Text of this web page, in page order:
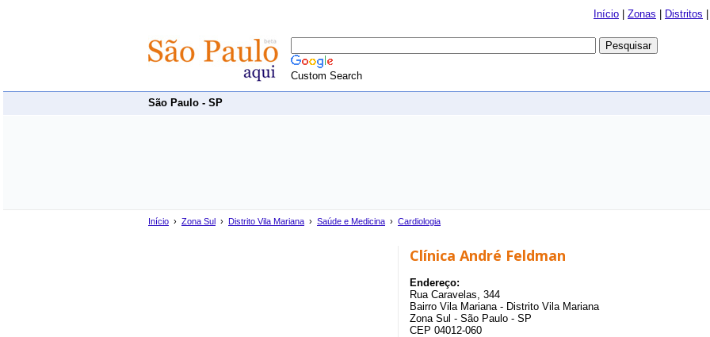
Início Zonas Distritos
Custom Search
São Paulo - SP
Início › Zona Sul › Distrito Vila Mariana › Saúde e Medicina › Cardiologia
Clínica André Feldman
Endereço:
Rua Caravelas, 344
Bairro Vila Mariana - Distrito Vila Mariana
Zona Sul - São Paulo - SP
CEP 04012-060